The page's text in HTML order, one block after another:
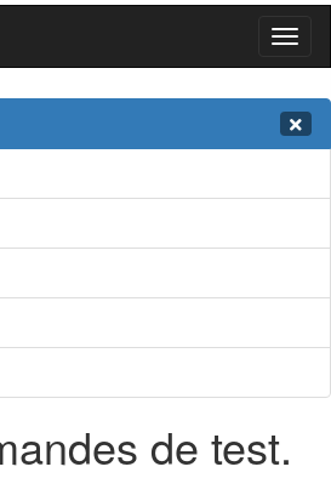
de test.